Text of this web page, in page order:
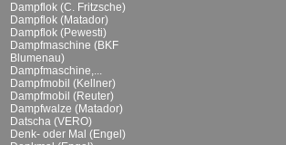
Dampflok (C. Fritzsche)
Dampflok (Matador)
Dampflok (Pewesti)
Dampfmaschine (BKF
Blumenau)
Dampfmaschine,...
Dampfmobil (Kellner)
Dampfmobil (Reuter)
Dampfwalze (Matador)
Datscha (VERO)
Denk- oder Mal (Engel)